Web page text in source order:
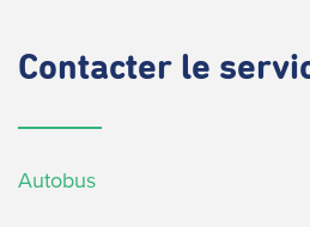
Contacter le
Autobus